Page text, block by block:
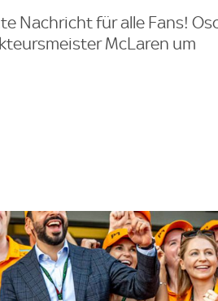
Nachricht für alle Fans!
McLaren um